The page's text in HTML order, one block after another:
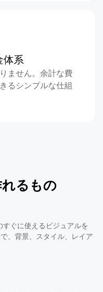
体系
ません。余計な費
るシンプルな仕組
るもの
すぐに使えるビジュアルを
、背景、スタイル、レイア